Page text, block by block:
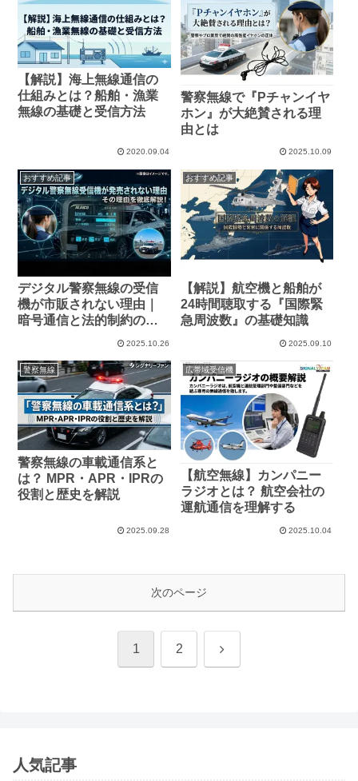
【解説】海上無線通信の
仕組みとは？船舶・漁業
無線の基礎と受信方法
2020.09.04
警察無線で『Pチャンイヤ
ホン』が大絶賛される理
由とは
2025.10.09
おすすめ記事
デジタル警察無線の受信
機が市販されない理由｜
暗号通信と法的制約の仕
2025.10.26
おすすめ記事
【解説】航空機と船舶が
24時間聴取する『国際緊
急周波数』の基礎知識
2025.09.10
警察無線
警察無線の車載通信系と
は？ MPR・APR・IPRの
役割と歴史を解説
2025.09.28
広帯域受信機
【航空無線】カンパニー
ラジオとは？ 航空会社の
運航通信を理解する
2025.10.04
次のページ
1 2 次
人気記事